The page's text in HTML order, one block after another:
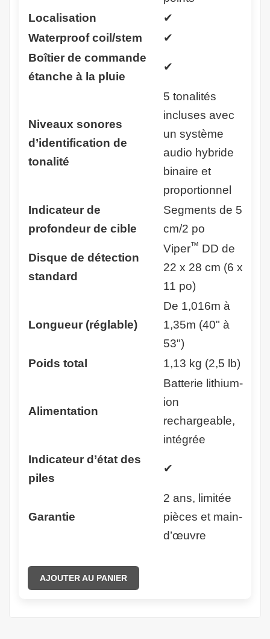
Localisation
✔
Waterproof coil/stem
✔
Boîtier de commande
étanche à la pluie
✔
Niveaux sonores
d’identification de
tonalité
5 tonalités
incluses avec
un système
audio hybride
binaire et
proportionnel
Indicateur de
profondeur de cible
Segments de 5
cm/2 po
Disque de détection
standard
Viper™ DD de
22 x 28 cm (6 x
11 po)
Longueur (réglable)
De 1,016m à
1,35m (40" à
53")
Poids total
1,13 kg (2,5 lb)
Alimentation
Batterie lithium-
ion
rechargeable,
intégrée
Indicateur d’état des
piles
✔
Garantie
2 ans, limitée
pièces et main-
d’œuvre
AJOUTER AU PANIER